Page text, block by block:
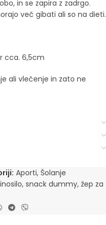
in se zapira z zadrgo.
več gibati ali so na dieti.
cca. 6,5cm
ali vlečenje in zato ne
Aporti, Šolanje
, snack dummy, žep za